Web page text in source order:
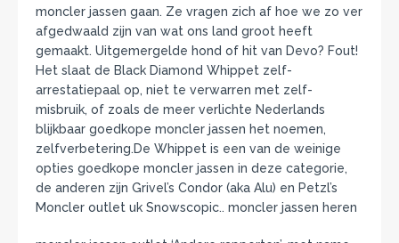
moncler jassen gaan. Ze vragen zich af hoe we zo ver
afgedwaald zijn van wat ons land groot heeft
gemaakt. Uitgemergelde hond of hit van Devo? Fout!
Het slaat de Black Diamond Whippet zelf-
arrestatiepaal op, niet te verwarren met zelf-
misbruik, of zoals de meer verlichte Nederlands
blijkbaar goedkope moncler jassen het noemen,
zelfverbetering.De Whippet is een van de weinige
opties goedkope moncler jassen in deze categorie,
de anderen zijn Grivel’s Condor (aka Alu) en Petzl’s
Moncler outlet uk Snowscopic.. moncler jassen heren